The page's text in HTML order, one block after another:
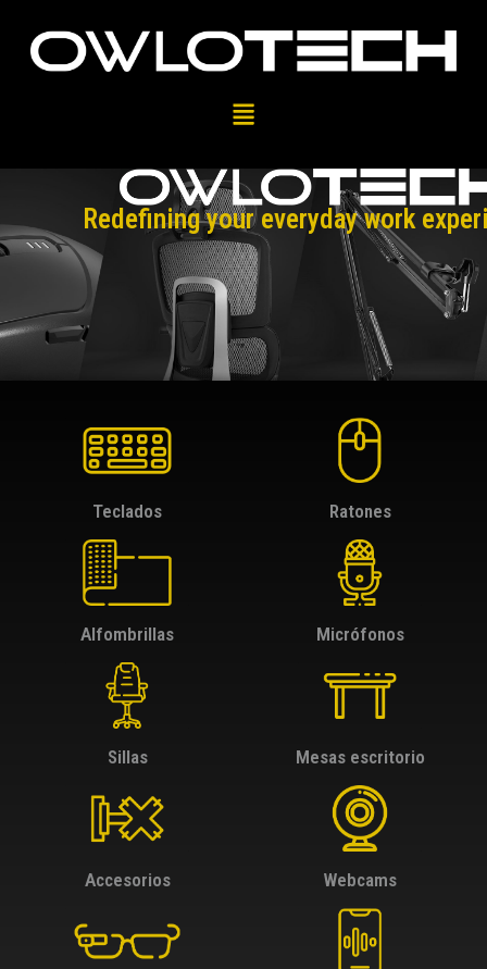
Redefining your everyday work
Teclados Ratones
Alfombrillas Micrófonos
Sillas Mesas escritorio
Accesorios Webcams